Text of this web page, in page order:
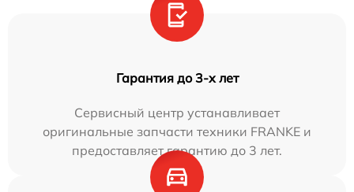
Гарантия до 3-х лет
Сервисный центр устанавливает
оригинальные запчасти техники FRANKE и
предоставляет гарантию до 3 лет.